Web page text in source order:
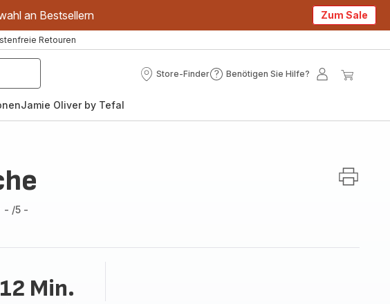
an Bestsellern Zum Sale
Retouren
Store-Finder
Store-
Benötigen Sie Hilfe?
Benötigen
Mein
Jamie Oliver by Tefal
- /5 -
Min.